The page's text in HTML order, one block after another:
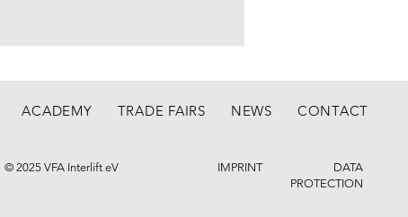
ACADEMY TRADE FAIRS NEWS CONTACT
© 2025 VFA Interlift eV IMPRINT
DATA
PROTECTION